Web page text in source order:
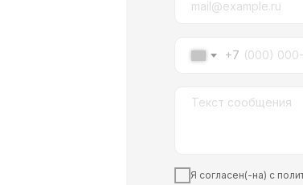
+7
Я согласен(-на) с